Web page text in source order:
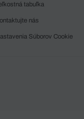
tabuľka
nás
Súborov Cookie